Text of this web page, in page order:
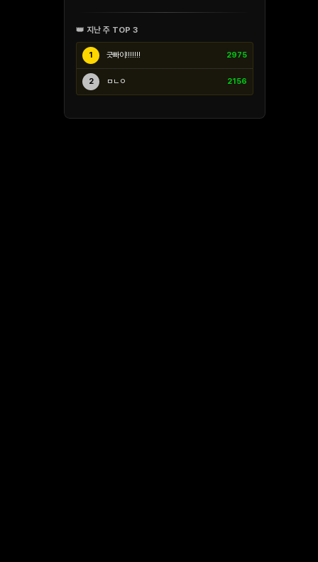
👑 지난 주 TOP 3
1 긋빠이!!!!!!! 2975
2 ㅁㄴㅇ 2156